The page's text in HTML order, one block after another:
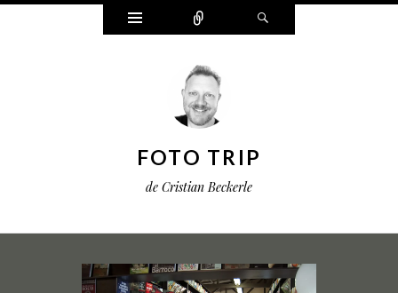
Widgets Connect
FOTO TRIP
de Cristian Beckerle